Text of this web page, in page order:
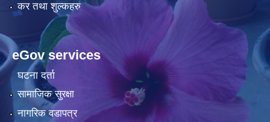
कर तथा शुल्कहरु
eGov services
घटना दर्ता
सामाजिक सुरक्षा
नागरिक वडापत्र